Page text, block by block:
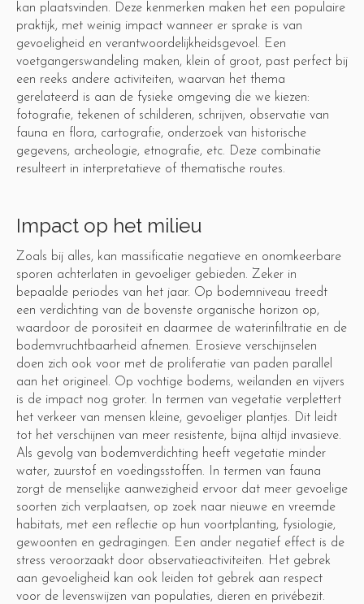
kan plaatsvinden. Deze kenmerken maken het een populaire
praktijk, met weinig impact wanneer er sprake is van
gevoeligheid en verantwoordelijkheidsgevoel. Een
voetgangerswandeling maken, klein of groot, past perfect bij
een reeks andere activiteiten, waarvan het thema
gerelateerd is aan de fysieke omgeving die we kiezen:
fotografie, tekenen of schilderen, schrijven, observatie van
fauna en flora, cartografie, onderzoek van historische
gegevens, archeologie, etnografie, etc. Deze combinatie
resulteert in interpretatieve of thematische routes.
Impact op het milieu
Zoals bij alles, kan massificatie negatieve en onomkeerbare
sporen achterlaten in gevoeliger gebieden. Zeker in
bepaalde periodes van het jaar. Op bodemniveau treedt
een verdichting van de bovenste organische horizon op,
waardoor de porositeit en daarmee de waterinfiltratie en de
bodemvruchtbaarheid afnemen. Erosieve verschijnselen
doen zich ook voor met de proliferatie van paden parallel
aan het origineel. Op vochtige bodems, weilanden en vijvers
is de impact nog groter. In termen van vegetatie verplettert
het verkeer van mensen kleine, gevoeliger plantjes. Dit leidt
tot het verschijnen van meer resistente, bijna altijd invasieve.
Als gevolg van bodemverdichting heeft vegetatie minder
water, zuurstof en voedingsstoffen. In termen van fauna
zorgt de menselijke aanwezigheid ervoor dat meer gevoelige
soorten zich verplaatsen, op zoek naar nieuwe en vreemde
habitats, met een reflectie op hun voortplanting, fysiologie,
gewoonten en gedragingen. Een ander negatief effect is de
stress veroorzaakt door observatieactiviteiten. Het gebrek
aan gevoeligheid kan ook leiden tot gebrek aan respect
voor de levenswijzen van populaties, dieren en privébezit.